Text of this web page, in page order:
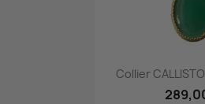

Collier